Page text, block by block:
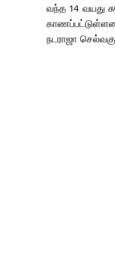
வந்த 14 வயது
நடராஜா